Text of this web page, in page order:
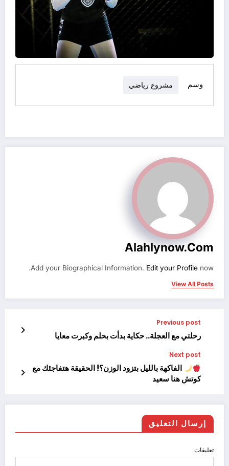
وسم مشروع رياضي
Alahlynow.com
Add your Biographical Information. Edit your Profile now.
View All Posts
Previous post
رحلتي مع العجلة.. حكاية بدأت بحلم وكبرت معايا
Next post
الفاكهة بالليل بتزود الوزن؟! الحقيقة هتفاجئك مع
كوتش هنا سعيد
إرسال التعليق
تعليقات